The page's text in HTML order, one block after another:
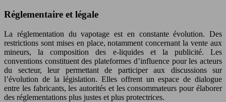
Réglementaire et légale
La réglementation du vapotage est en constante évolution. Des
restrictions sont mises en place, notamment concernant la vente aux
mineurs, la composition des e-liquides et la publicité. Les
conventions constituent des plateformes d’influence pour les acteurs
du secteur, leur permettant de participer aux discussions sur
l’évolution de la législation. Elles offrent un espace de dialogue
entre les fabricants, les autorités et les consommateurs pour élaborer
des réglementations plus justes et plus protectrices.